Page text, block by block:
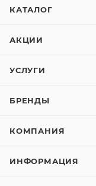
КАТАЛОГ
АКЦИИ
УСЛУГИ
БРЕНДЫ
КОМПАНИЯ
ИНФОРМАЦИЯ